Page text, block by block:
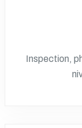
Inspection,